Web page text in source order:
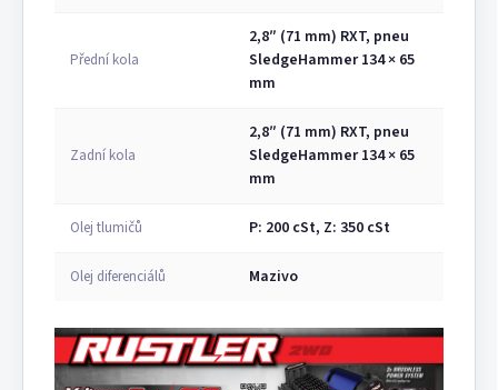
Přední kola
2,8″ (71 mm) RXT, pneu
SledgeHammer 134 × 65
mm
Zadní kola
2,8″ (71 mm) RXT, pneu
SledgeHammer 134 × 65
mm
Olej tlumičů P: 200 cSt, Z: 350 cSt
Olej diferenciálů Mazivo